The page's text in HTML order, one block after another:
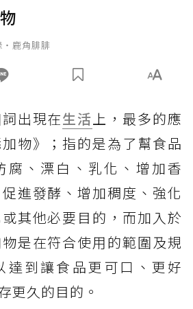
‧鹿角腓腓
出現在生活上，最多的應
物》；指的是為了幫食品
腐、漂白、乳化、增加香
進發酵、增加稠度、強化
其他必要目的，而加入於
是在符合使用的範圍及規
達到讓食品更可口、更好
更久的目的。